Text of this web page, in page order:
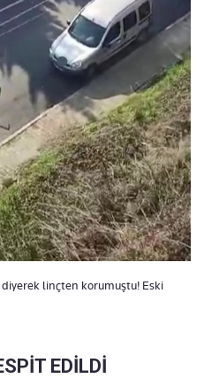
diyerek linçten korumuştu! Eski
EDİLDİ